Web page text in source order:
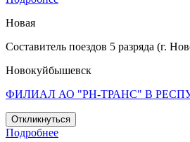
Новая
Составитель поездов 5 разряда (г.
Новокуйбышевск
ФИЛИАЛ АО "РН-ТРАНС" В
Откликнуться
Подробнее